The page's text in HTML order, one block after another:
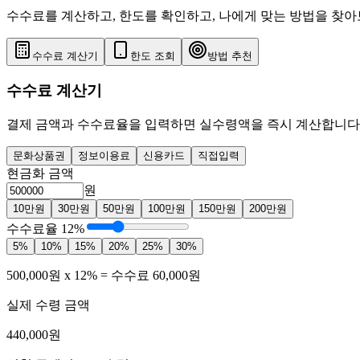
수수료를 계산하고, 한도를 확인하고, 나에게 맞는 방법을 찾
수수료 계산기 한도 조회 방법 추천
수수료 계산기
결제 금액과 수수료율을 입력하면 실수령액을 즉시 계산합니다
문화상품권 정보이용료 신용카드 직접입력
현금화 금액
원
10만원 30만원 50만원 100만원 150만원 200만원
수수료율 12%
5% 10% 15% 20% 25% 30%
500,000원 x 12% = 수수료 60,000원
실제 수령 금액
440,000원